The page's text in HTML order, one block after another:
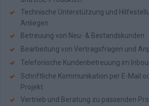
Technische Unterstützung und
Anliegen
Betreuung von Neu- & Bestandskunden
Bearbeitung von Vertragsfragen und
Telefonische Kundenbetreuung im
Schriftliche Kommunikation per E-Mail
Projekt
Vertrieb und Beratung zu passenden